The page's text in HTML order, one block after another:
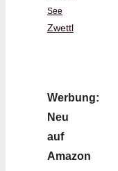
See
Zwettl
Werbung:
Neu
auf
Amazon